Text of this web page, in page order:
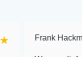
Frank Hackmayer